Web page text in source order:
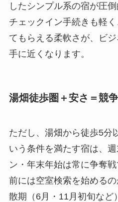
したシンプル系の宿が圧
チェックイン手続きも軽
てもらえる柔軟さが、ビ
手に近くなります。
湯畑徒歩圏＋安さ＝競
ただし、湯畑から徒歩5分
いう条件を満たす宿は、
ン・年末年始は常に争奪
前には空室検索を始める
散期（6月・11月初旬など